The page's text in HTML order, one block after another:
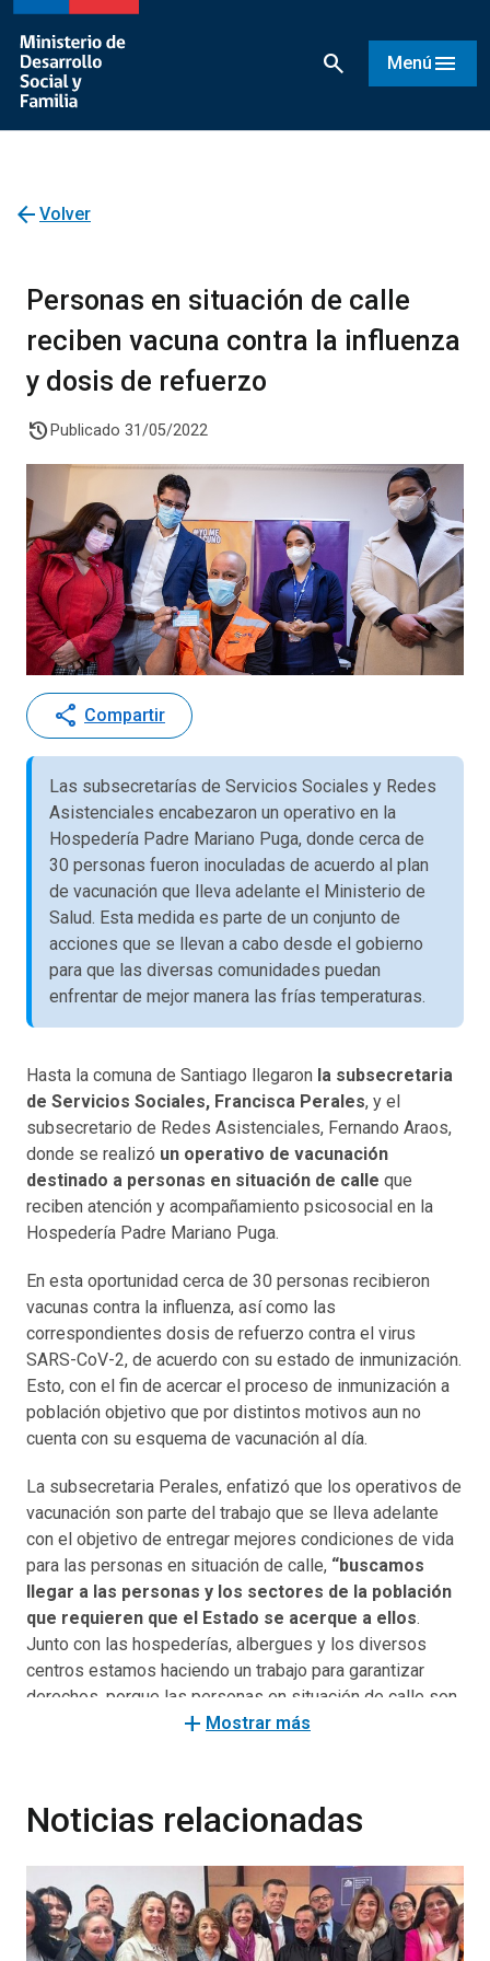
search Menú menu
arrow_back Volver
Personas en situación de calle
reciben vacuna contra la influenza
y dosis de refuerzo
history Publicado 31/05/2022
share Compartir
Las subsecretarías de Servicios Sociales y Redes
Asistenciales encabezaron un operativo en la
Hospedería Padre Mariano Puga, donde cerca de
30 personas fueron inoculadas de acuerdo al plan
de vacunación que lleva adelante el Ministerio de
Salud. Esta medida es parte de un conjunto de
acciones que se llevan a cabo desde el gobierno
para que las diversas comunidades puedan
enfrentar de mejor manera las frías temperaturas.
Hasta la comuna de Santiago llegaron la subsecretaria
de Servicios Sociales, Francisca Perales, y el
subsecretario de Redes Asistenciales, Fernando Araos,
donde se realizó un operativo de vacunación
destinado a personas en situación de calle que
reciben atención y acompañamiento psicosocial en la
Hospedería Padre Mariano Puga.
En esta oportunidad cerca de 30 personas recibieron
vacunas contra la influenza, así como las
correspondientes dosis de refuerzo contra el virus
SARS-CoV-2, de acuerdo con su estado de inmunización.
Esto, con el fin de acercar el proceso de inmunización a
población objetivo que por distintos motivos aun no
cuenta con su esquema de vacunación al día.
La subsecretaria Perales, enfatizó que los operativos de
vacunación son parte del trabajo que se lleva adelante
con el objetivo de entregar mejores condiciones de vida
para las personas en situación de calle, “buscamos
llegar a las personas y los sectores de la población
que requieren que el Estado se acerque a ellos.
Junto con las hospederías, albergues y los diversos
centros estamos haciendo un trabajo para garantizar
derechos, porque las personas en situación de calle son
garantes de derechos, y eso requiere de una atención
Fernando Araos, destacó la relevancia de llegar a
muy importante seguir
desplegándonos por todo el territorio nacional en
este contexto de campaña #PONTEALDÍA. Queda
muy poco tiempo para ponernos al día con la cuarta
add Mostrar más
Noticias relacionadas